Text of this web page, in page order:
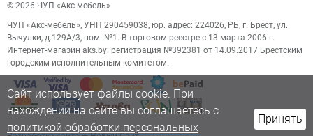
© 2026 ЧУП «Акс-мебель»
ЧУП «Акс-мебель», УНП 290459038, юр. адрес: 224026, РБ, г. Брест, ул.
Вычулки, д.129А/3, пом. №1. В торговом реестре с 13 марта 2006 г.
Интернет-магазин aks.by: регистрация №392381 от 14.09.2017 Брестским
городским исполнительным комитетом.
Сайт использует файлы cookie. При
нахождении на сайте вы соглашаетесь с
политикой обработки персональных
Принять